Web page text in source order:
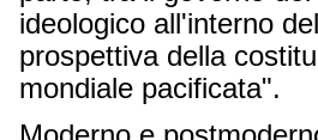
ideologico all'interno
prospettiva della
mondiale pacificata".